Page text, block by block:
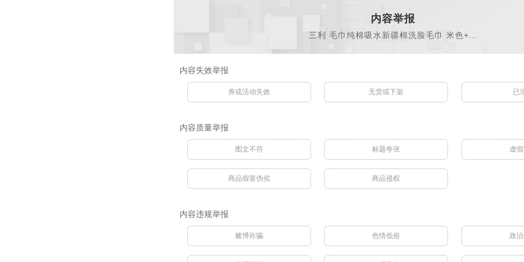
内容举报
三利 毛巾纯棉吸水新疆棉洗脸毛巾 米色+...
内容失效举报
券或活动失效 无货或下架 已
内容质量举报
图文不符 标题夸张 虚
商品假冒伪劣 商品侵权
内容违规举报
赌博诈骗 色情低俗 政